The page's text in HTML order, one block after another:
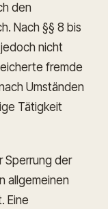
den
Nach §§ 8 bis
nicht
fremde
Umständen
Tätigkeit
Sperrung der
allgemeinen
Eine